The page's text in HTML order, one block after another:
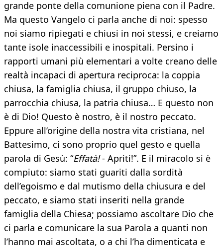
grande ponte della comunione piena con il Padre.
Ma questo Vangelo ci parla anche di noi: spesso
noi siamo ripiegati e chiusi in noi stessi, e creiamo
tante isole inaccessibili e inospitali. Persino i
rapporti umani più elementari a volte creano delle
realtà incapaci di apertura reciproca: la coppia
chiusa, la famiglia chiusa, il gruppo chiuso, la
parrocchia chiusa, la patria chiusa… E questo non
è di Dio! Questo è nostro, è il nostro peccato.
Eppure all’origine della nostra vita cristiana, nel
Battesimo, ci sono proprio quel gesto e quella
parola di Gesù: “Effatà!- Apriti!”. E il miracolo si è
compiuto: siamo stati guariti dalla sordità
dell’egoismo e dal mutismo della chiusura e del
peccato, e siamo stati inseriti nella grande
famiglia della Chiesa; possiamo ascoltare Dio che
ci parla e comunicare la sua Parola a quanti non
l’hanno mai ascoltata, o a chi l’ha dimenticata e